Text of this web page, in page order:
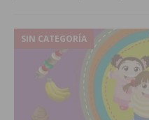
SIN CATEGORÍA